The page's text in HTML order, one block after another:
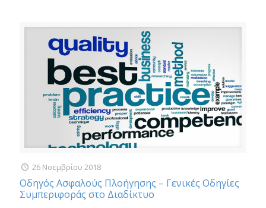
26 Νοεμβρίου 2018
Οδηγός Ασφαλούς Πλοήγησης – Γενικές Οδηγίες
Συμπεριφοράς στο Διαδίκτυο